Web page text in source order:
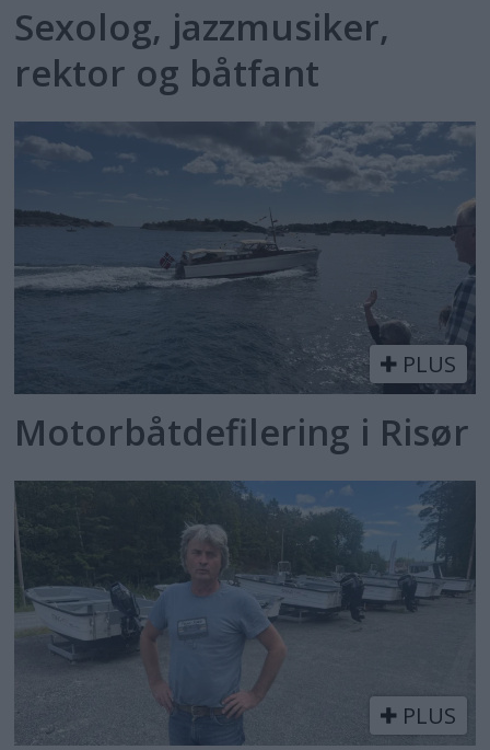
Sexolog, jazzmusiker,
rektor og båtfant
PLUS
Motorbåtdefilering i Risør
PLUS